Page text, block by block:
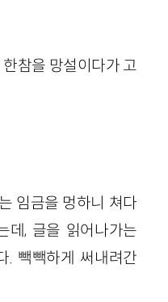
참을 망설이다가 고
임금을 멍하니 쳐다
데, 글을 읽어나가는
. 빽빽하게 써내려간